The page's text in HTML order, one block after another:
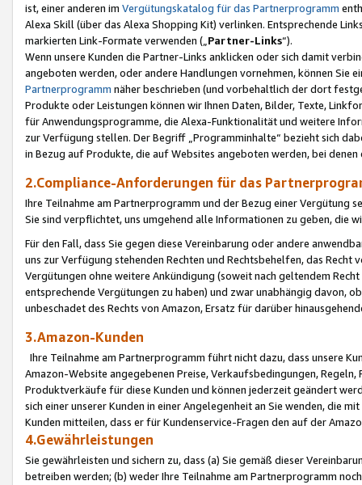
ist, einer anderen im Vergütungskatalog für das Partnerprogramm
Alexa Skill (über das Alexa Shopping Kit) verlinken. Entsprechende
markierten Link-Formate verwenden („ Partner-Links“).
Wenn unsere Kunden die Partner-Links anklicken oder sich damit
angeboten werden, oder andere Handlungen vornehmen, können Sie
Partnerprogramm näher beschrieben (und vorbehaltlich der dort
Produkte oder Leistungen können wir Ihnen Daten, Bilder, Texte,
für Anwendungsprogramme, die Alexa-Funktionalität und weitere
zur Verfügung stellen. Der Begriff „Programminhalte“ bezieht sich
in Bezug auf Produkte, die auf Websites angeboten werden, bei
2.Compliance-Anforderungen für das
Ihre Teilnahme am Partnerprogramm und der Bezug einer Vergütung
Sie sind verpflichtet, uns umgehend alle Informationen zu geben, die
Für den Fall, dass Sie gegen diese Vereinbarung oder andere
uns zur Verfügung stehenden Rechten und Rechtsbehelfen, das
Vergütungen ohne weitere Ankündigung (soweit nach geltendem
entsprechende Vergütungen zu haben) und zwar unabhängig davon,
unbeschadet des Rechts von Amazon, Ersatz für darüber
3.Amazon-Kunden
Ihre Teilnahme am Partnerprogramm führt nicht dazu, dass unsere
Amazon-Website angegebenen Preise, Verkaufsbedingungen,
Produktverkäufe für diese Kunden und können jederzeit geändert
sich einer unserer Kunden in einer Angelegenheit an Sie wenden, die
Kunden mitteilen, dass er für Kundenservice-Fragen den auf der
4.Gewährleistungen
Sie gewährleisten und sichern zu, dass (a) Sie gemäß dieser
betreiben werden; (b) weder Ihre Teilnahme am Partnerprogramm